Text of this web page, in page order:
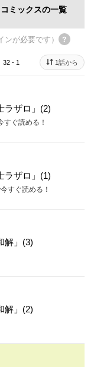
コミックスの一覧
ンが必要です）
32 - 1 1話から
ラザロ」(2)
すぐ読める！
ラザロ」(1)
すぐ読める！
解」(3)
解」(2)